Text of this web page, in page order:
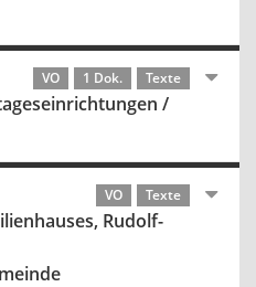
VO 1 Dok. Texte
/
VO Texte
Rudolf-